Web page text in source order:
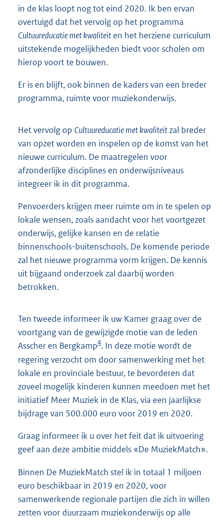
in de klas loopt nog tot eind 2020. Ik ben ervan
overtuigd dat het vervolg op het programma
Cultuureducatie met kwaliteit en het herziene curriculum
uitstekende mogelijkheden biedt voor scholen om
hierop voort te bouwen.
Er is en blijft, ook binnen de kaders van een breder
programma, ruimte voor muziekonderwijs.
Het vervolg op Cultuureducatie met kwaliteitzal breder
van opzet worden en inspelen op de komst van het
nieuwe curriculum. De maatregelen voor
afzonderlijke disciplines en onderwijsniveaus
integreer ik in dit programma.
Penvoerders krijgen meer ruimte om in te spelen op
lokale wensen, zoals aandacht voor het voortgezet
onderwijs, gelijke kansen en de relatie
binnenschools-buitenschools. De komende periode
zal het nieuwe programma vorm krijgen. De kennis
uit bijgaand onderzoek zal daarbij worden
betrokken.
Ten tweede informeer ik uw Kamer graag over de
voortgang van de gewijzigde motie van de leden
Asscher en Bergkamp4. In deze motie wordt de
regering verzocht om door samenwerking met het
lokale en provinciale bestuur, te bevorderen dat
zoveel mogelijk kinderen kunnen meedoen met het
initiatief Meer Muziek in de Klas, via een jaarlijkse
bijdrage van 500.000 euro voor 2019 en 2020.
Graag informeer ik u over het feit dat ik uitvoering
geef aan deze ambitie middels «De MuziekMatch».
Binnen De MuziekMatch stel ik in totaal 1 miljoen
euro beschikbaar in 2019 en 2020, voor
samenwerkende regionale partijen die zich in willen
zetten voor duurzaam muziekonderwijs op alle